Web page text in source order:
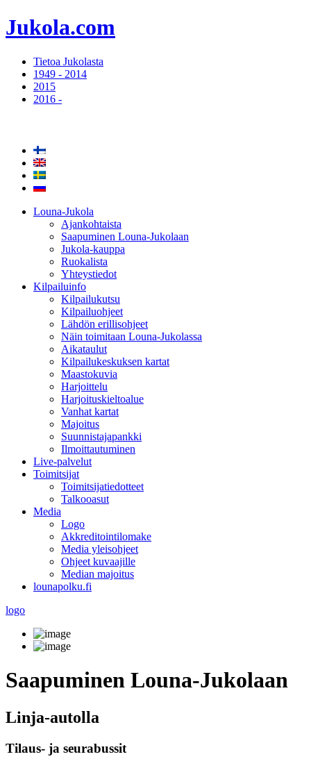
Jukola.com
Tietoa Jukolasta
1949 - 2014
2015
2016 -
Louna-Jukola
Ajankohtaista
Saapuminen Louna-Jukolaan
Jukola-kauppa
Ruokalista
Yhteystiedot
Kilpailuinfo
Kilpailukutsu
Kilpailuohjeet
Lähdön erillisohjeet
Näin toimitaan Louna-Jukolassa
Aikataulut
Kilpailukeskuksen kartat
Maastokuvia
Harjoittelu
Harjoituskieltoalue
Vanhat kartat
Majoitus
Suunnistajapankki
Ilmoittautuminen
Live-palvelut
Toimitsijat
Toimitsijatiedotteet
Talkooasut
Media
Logo
Akkreditointilomake
Media yleisohjeet
Ohjeet kuvaajille
Median majoitus
lounapolku.fi
logo
Saapuminen Louna-Jukolaan
Linja-autolla
Tilaus- ja seurabussit